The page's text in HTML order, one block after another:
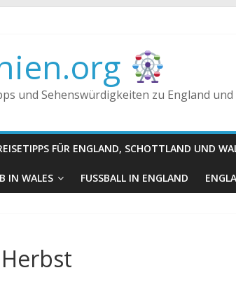
und England
und Sehenswürdigkeiten zu England
FÜR ENGLAND, SCHOTTLAND UND
IN WALES FUSSBALL IN ENGLAND